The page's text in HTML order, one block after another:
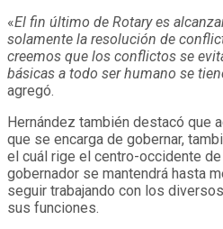
«El fin último de Rotary es
solamente la resolución de
creemos que los conflictos se
básicas a todo ser humano se
agregó.
Hernández también destacó que
que se encarga de gobernar,
el cuál rige el centro-occidente
gobernador se mantendrá hasta
seguir trabajando con los
sus funciones.